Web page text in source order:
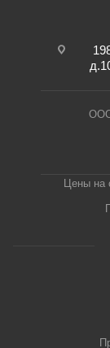
Цены на